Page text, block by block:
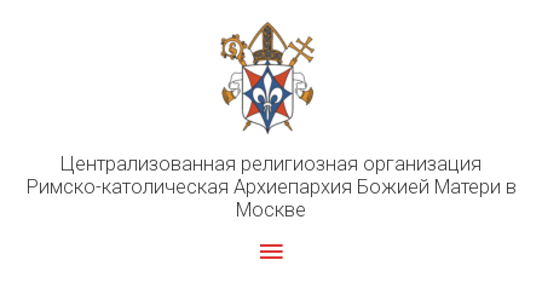
Централизованная религиозная организация
Римско-католическая Архиепархия Божией Матери в
Москве
Главное